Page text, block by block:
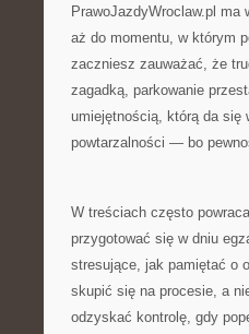
PrawoJazdyWroclaw.pl ma
aż do momentu, w którym
zaczniesz zauważać, że
zagadką, parkowanie
umiejętnością, którą da się
powtarzalności — bo
W treściach często
przygotować się w dniu
stresujące, jak pamiętać o
skupić się na procesie, a
odzyskać kontrolę, gdy